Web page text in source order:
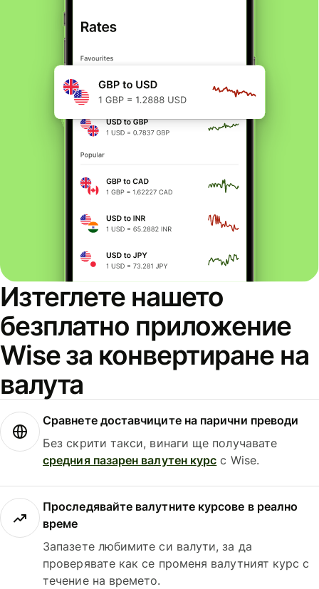
Изтеглете нашето
безплатно приложение
Wise за конвертиране на
валута
Сравнете доставчиците на парични преводи
Без скрити такси, винаги ще получавате
средния пазарен валутен курс с Wise.
Проследявайте валутните курсове в реално
време
Запазете любимите си валути, за да
проверявате как се променя валутният курс с
течение на времето.